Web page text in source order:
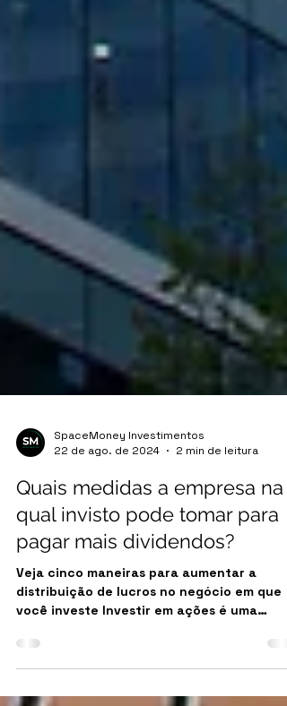
22 de ago. de 2024
2 min de leitura
Quais medidas a empresa na
qual invisto pode tomar para
pagar mais dividendos?
Veja cinco maneiras para aumentar a
você investe Investir em ações é uma
maneira de participar...